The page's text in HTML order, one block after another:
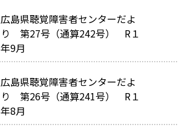
広島県聴覚障害者センターだよ
り 第27号（通算242号） R１
年9月
広島県聴覚障害者センターだよ
り 第26号（通算241号） R１
年8月